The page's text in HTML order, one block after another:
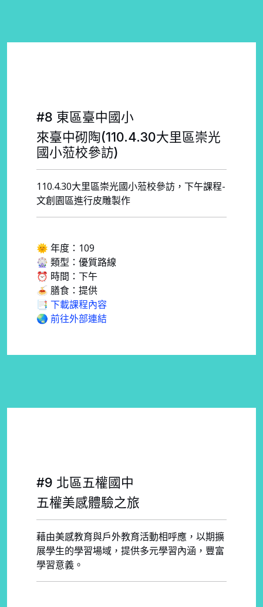
#8 東區臺中國小
來臺中砌陶(110.4.30大里區崇光
國小蒞校參訪)
110.4.30大里區崇光國小蒞校參訪，下午課程-
文創園區進行皮雕製作
🌞 年度：109
🎡 類型：優質路線
⏰ 時間：下午
🍝 膳食：提供
📑 下載課程內容
🌏 前往外部連結
#9 北區五權國中
五權美感體驗之旅
藉由美感教育與戶外教育活動相呼應，以期擴
展學生的學習場域，提供多元學習內涵，豐富
學習意義。